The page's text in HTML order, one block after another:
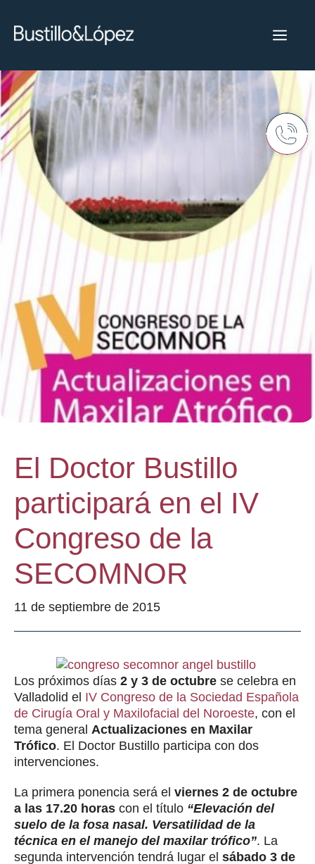
El Doctor Bustillo
participará en el IV
Congreso de la
SECOMNOR
11 de septiembre de 2015
Los próximos días 2 y 3 de octubre se celebra en
Valladolid el IV Congreso de la Sociedad Española
de Cirugía Oral y Maxilofacial del Noroeste, con el
tema general Actualizaciones en Maxilar
Trófico. El Doctor Bustillo participa con dos
intervenciones.
La primera ponencia será el viernes 2 de octubre
a las 17.20 horas con el título “Elevación del
suelo de la fosa nasal. Versatilidad de la
técnica en el manejo del maxilar trófico”. La
segunda intervención tendrá lugar el sábado 3 de